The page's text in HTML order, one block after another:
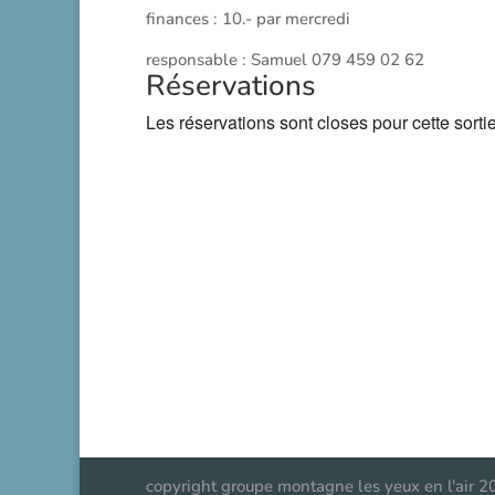
finances : 10.- par mercredi
responsable : Samuel 079 459 02 62
Réservations
Les réservations sont closes pour cette
copyright groupe montagne les yeux en l'air